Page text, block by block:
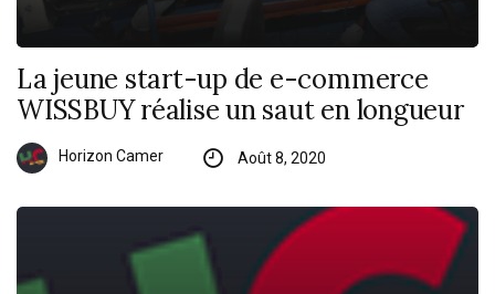
La jeune start-up de e-commerce
WISSBUY réalise un saut en longueur
Horizon Camer Août 8, 2020